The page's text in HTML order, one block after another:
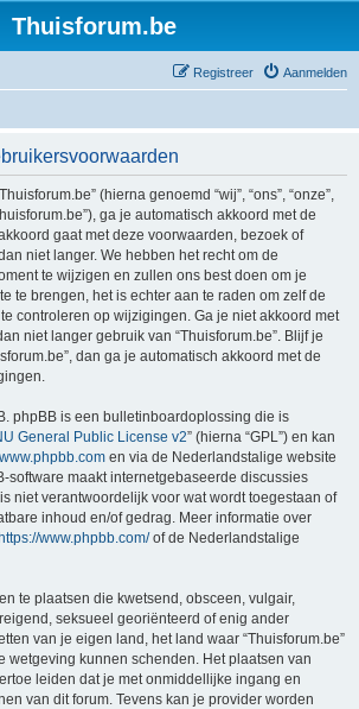
Thuisforum.be
Aanmelden
Registreer
(hierna genoemd “wij”, “ons”, “onze”,
ga je automatisch akkoord met de
gaat met deze voorwaarden, bezoek of
niet langer. We hebben het recht om de
te wijzigen en zullen ons best doen om je
te brengen, het is echter aan te raden om zelf de
controleren op wijzigingen. Ga je niet akkoord met
niet langer gebruik van “Thuisforum.be”. Blijf je
dan ga je automatisch akkoord met de
phpBB is een bulletinboardoplossing die is
General Public License v2” (hierna “GPL”) en kan
www.phpbb.com en via de Nederlandstalige website
software maakt internetgebaseerde discussies
niet verantwoordelijk voor wat wordt toegestaan of
inhoud en/of gedrag. Meer informatie over
https://www.phpbb.com/of de Nederlandstalige
te plaatsen die kwetsend, obsceen, vulgair,
seksueel georiënteerd of enig ander
van je eigen land, het land waar “Thuisforum.be”
wetgeving kunnen schenden. Het plaatsen van
leiden dat je met onmiddellijke ingang en
van dit forum. Tevens kan je provider worden